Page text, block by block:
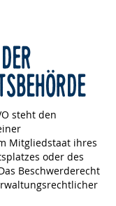
steht den
Mitgliedstaat ihres
oder des
Beschwerderecht